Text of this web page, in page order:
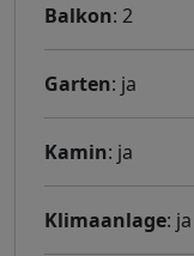
Balkon: 2
Garten: ja
Kamin: ja
Klimaanlage: ja